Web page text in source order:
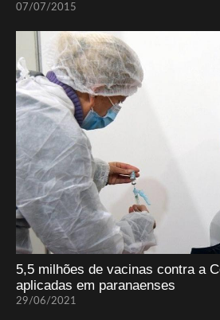
07/07/2015
5,5 milhões de vacinas contra a
aplicadas em paranaenses
29/06/2021